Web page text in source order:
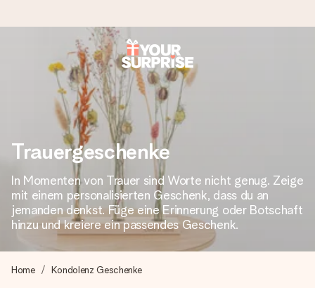
Heute bestellt, in 1 Werktag verschickt
Wir bereiten dein Geschenk sorgfältig vor und schicken es
blitzschnell – damit du es genau zum richtigen Zeitpunkt
überreichen kannst, wenn es am meisten zählt.
4,8 (basierend auf +15.000 Bewertungen)
Unsere Geschenke begeistern. Kunden bewerten uns mit
4,8 bei Google Reviews (Gesamtergebnis aller Länder, in
die wir versenden).
Trauergeschenke
In Momenten von Trauer sind Worte nicht genug. Zeige
mit einem personalisierten Geschenk, dass du an
jemanden denkst. Füge eine Erinnerung oder Botschaft
hinzu und kreiere ein passendes Geschenk.
Home Kondolenz Geschenke